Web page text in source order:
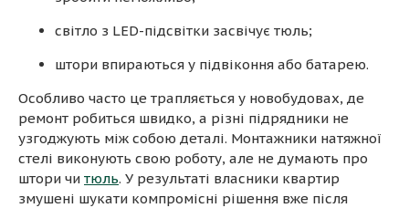
світло з LED-підсвітки засвічує тюль;
штори впираються у підвіконня або батарею.
Особливо часто це трапляється у новобудовах, де
ремонт робиться швидко, а різні підрядники не
узгоджують між собою деталі. Монтажники натяжної
стелі виконують свою роботу, але не думають про
штори чи тюль. У результаті власники квартир
змушені шукати компромісні рішення вже після